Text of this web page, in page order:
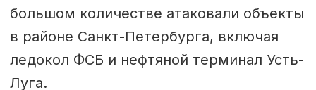
большом количестве атаковали объекты
в районе Санкт-Петербурга, включая
ледокол ФСБ и нефтяной терминал Усть-
Луга.